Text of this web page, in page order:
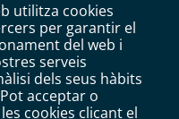
utilitza cookies
per garantir el
del web i
serveis
dels seus hàbits
acceptar o
cookies clicant el
Política de Cookies
de privacitat
Configurar Cookies